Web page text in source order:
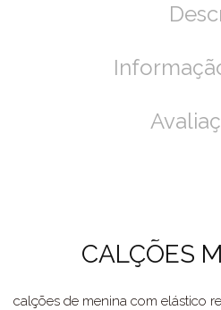
CALÇÕES
calções de menina com elástico